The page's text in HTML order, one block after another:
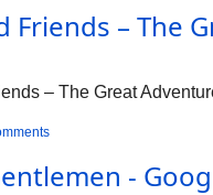
Friends –
– The Great
-